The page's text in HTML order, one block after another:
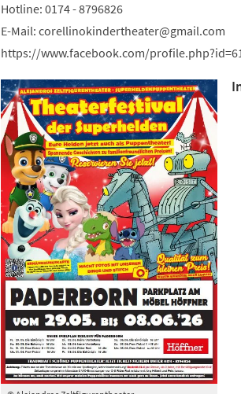
Hotline: 0174 - 8796826
E-Mail: corellinokindertheater gmail com
https://www.facebook.com/